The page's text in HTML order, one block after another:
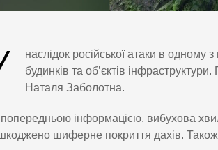
наслідок російської атаки в одному
будинків та об’єктів
Наталя Заболотна.
інформацією, вибухова
шиферне покриття дахів.